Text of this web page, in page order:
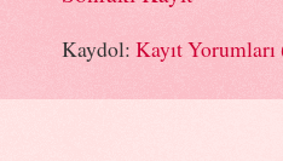
Kaydol: Kayıt